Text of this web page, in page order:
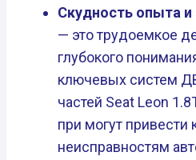
Скудность опыта и
— это трудоемкое
глубокого
ключевых систем
частей Seat Leon
при могут
неисправностям